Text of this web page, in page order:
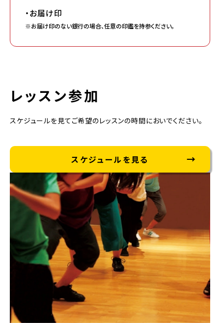
・お届け印
※お届け印のない銀行の場合、任意の印鑑を持参ください。
レッスン参加
スケジュールを見てご希望のレッスンの時間においでください。
スケジュールを見る